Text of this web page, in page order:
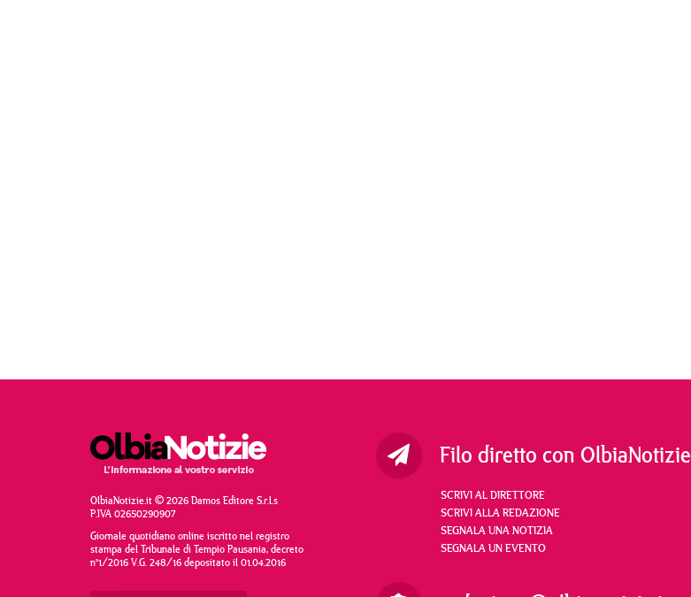
OlbiaNotizie.it © 2026 Damos Editore S.r.l.s
P.IVA 02650290907
Giornale quotidiano online iscritto nel registro
stampa del Tribunale di Tempio Pausania, decreto
n°1/2016 V.G. 248/16 depositato il 01.04.2016
Filo diretto con OlbiaNotizie
SCRIVI AL DIRETTORE
SCRIVI ALLA REDAZIONE
SEGNALA UNA NOTIZIA
SEGNALA UN EVENTO